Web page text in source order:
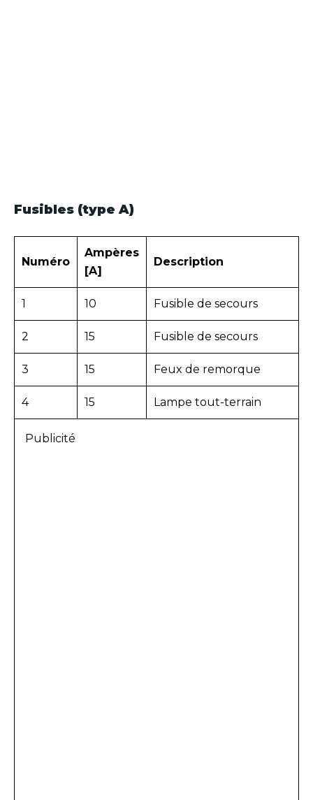
Fusibles (type A)
Numéro
Ampères
[A]
Description
1 10 Fusible de secours
2 15 Fusible de secours
3 15 Feux de remorque
4 15 Lampe tout-terrain
Publicité